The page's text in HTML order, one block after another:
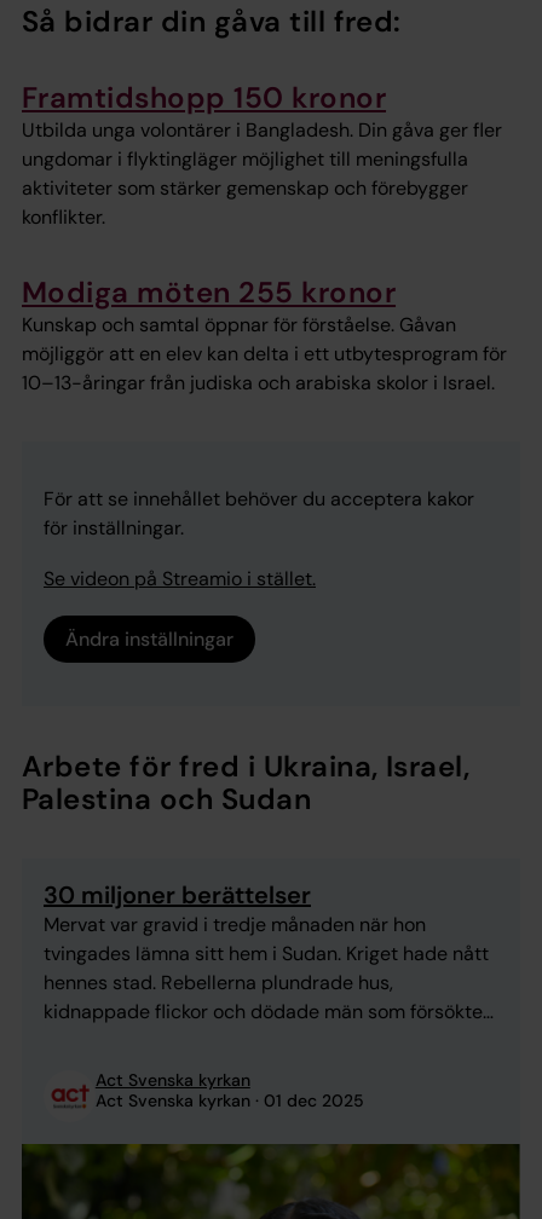
Så bidrar din gåva till fred:
Framtidshopp 150 kronor
Utbilda unga volontärer i Bangladesh. Din gåva ger fler
ungdomar i flyktingläger möjlighet till meningsfulla
aktiviteter som stärker gemenskap och förebygger
konflikter.
Modiga möten 255 kronor
Kunskap och samtal öppnar för förståelse. Gåvan
möjliggör att en elev kan delta i ett utbytesprogram för
10–13-åringar från judiska och arabiska skolor i Israel.
För att se innehållet behöver du acceptera kakor
för inställningar.
Se videon på Streamio i stället.
Ändra inställningar
Arbete för fred i Ukraina, Israel,
Palestina och Sudan
30 miljoner berättelser
Mervat var gravid i tredje månaden när hon
tvingades lämna sitt hem i Sudan. Kriget hade nått
hennes stad. Rebellerna plundrade hus,
kidnappade flickor och dödade män som försökte
ingen elektricitet. Oron och pressen jag kände var
enorm, berättar Mervat. Hon fick blödningar och
Act Svenska kyrkan
Act Svenska kyrkan
01 dec 2025